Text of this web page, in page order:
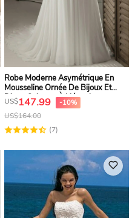
Robe Moderne Asymétrique En
Mousseline Ornée De Bijoux Et
D'une Ceinture À L'épaule
US$147.99 -10%
US$164.00
(7)